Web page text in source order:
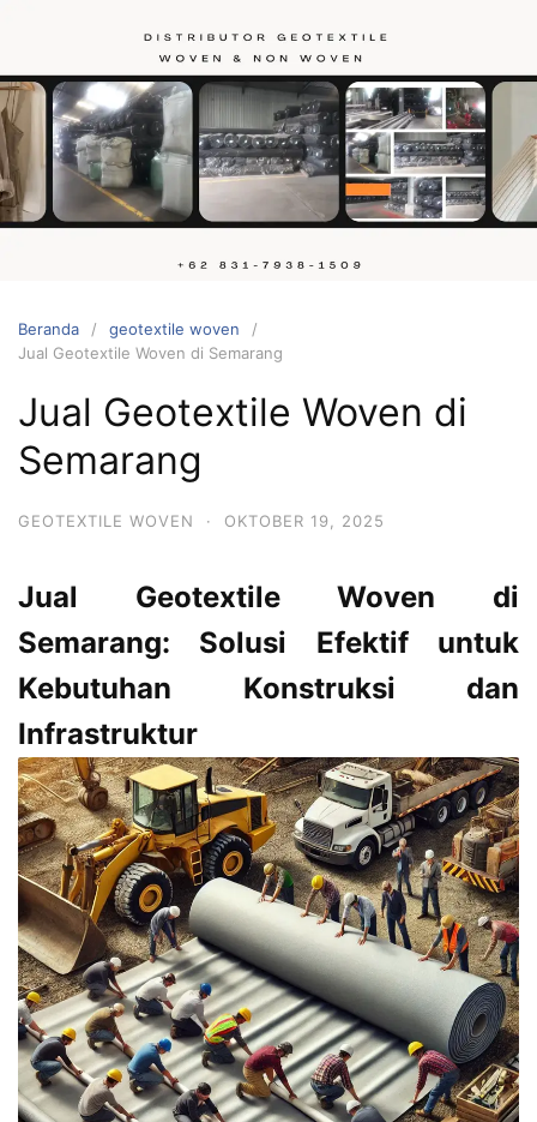
konten
Hubungi
kami
Beranda
geotextile woven
Jual Geotextile Woven di Semarang
Jual Geotextile Woven di
Semarang
GEOTEXTILE WOVEN · OKTOBER 19, 2025
Jual Geotextile Woven di
Semarang: Solusi Efektif untuk
Kebutuhan Konstruksi dan
Infrastruktur